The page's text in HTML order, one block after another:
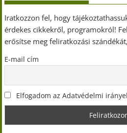
Iratkozzon fel, hogy
érdekes cikkekről, programokról!
erősítse meg feliratkozási
E-mail cím
Elfogadom az Adatvédelmi